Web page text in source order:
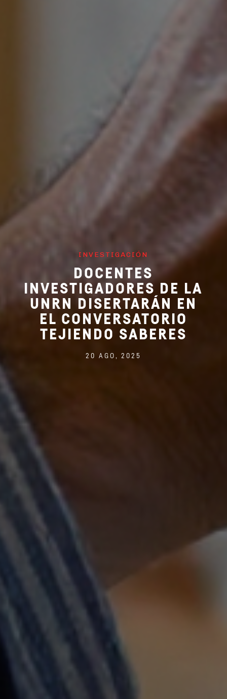
INVESTIGACIÓN
DOCENTES
INVESTIGADORES DE LA
UNRN DISERTARÁN EN
EL CONVERSATORIO
TEJIENDO SABERES
20 AGO, 2025